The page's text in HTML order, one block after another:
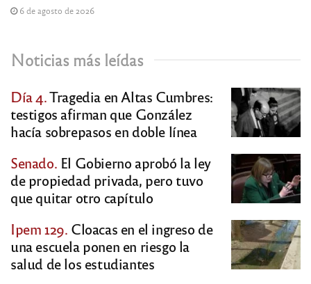
6 de agosto de 2026
Noticias más leídas
Día 4.Tragedia en Altas Cumbres:
testigos afirman que González
hacía sobrepasos en doble línea
Senado. El Gobierno aprobó la ley
de propiedad privada, pero tuvo
que quitar otro capítulo
Ipem 129. Cloacas en el ingreso de
una escuela ponen en riesgo la
salud de los estudiantes